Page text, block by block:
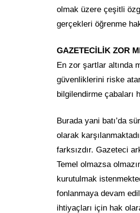
olmak üzere çeşitli
gerçekleri öğrenme
GAZETECİLİK ZOR
En zor şartlar altında
güvenliklerini riske
bilgilendirme çabaları
Burada yani batı’da
olarak
farksızdır. Gazeteci
Temel olmazsa
kurutulmak
fonlanmaya devam
ihtiyaçları için hak